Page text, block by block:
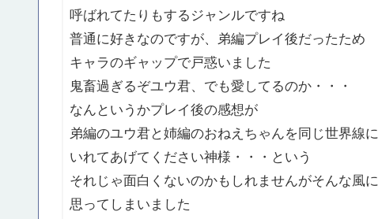
呼ばれてたりもするジャンルですね
普通に好きなのですが、弟編プレイ後だったため
キャラのギャップで戸惑いました
鬼畜過ぎるぞユウ君、でも愛してるのか・・・
なんというかプレイ後の感想が
弟編のユウ君と姉編のおねえちゃんを同じ世界線に
いれてあげてください神様・・・という
それじゃ面白くないのかもしれませんがそんな風に
思ってしまいました